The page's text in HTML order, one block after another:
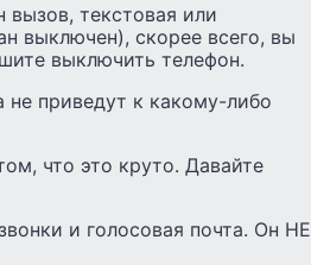
вызов, текстовая или
выключен), скорее всего, вы
выключить телефон.
не приведут к какому-либо
что это круто. Давайте
и голосовая почта. Он НЕ